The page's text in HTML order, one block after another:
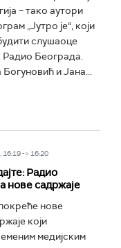
– тако аутори
„Јутро је“, који
слушаоце
Београда.
и Јана...
-> 16:20
Радио
нове садржаје
нове
који
медијским